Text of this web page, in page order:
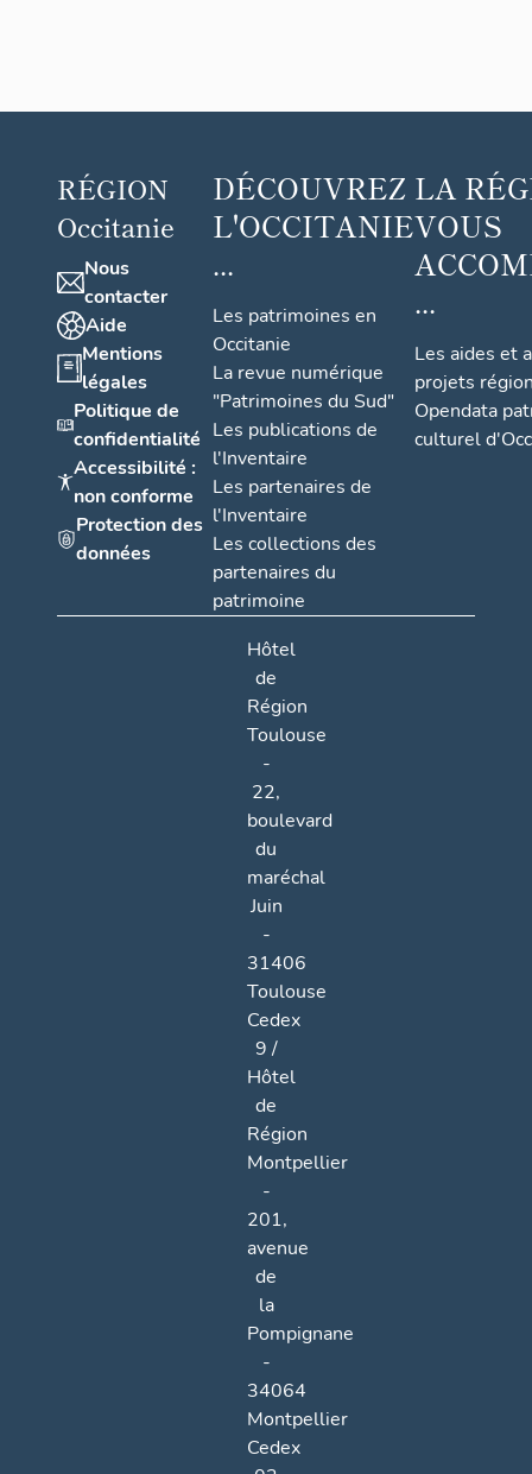
RÉGION
Occitanie
Nous
contacter
Aide
Mentions
légales
Politique de
confidentialité
Accessibilité :
non conforme
Protection des
données
DÉCOUVREZ
L'OCCITANIE
...
Les patrimoines en
Occitanie
La revue numérique
"Patrimoines du Sud"
Les publications de
l'Inventaire
Les partenaires de
l'Inventaire
Les collections des
partenaires du
patrimoine
LA
VOUS
...
Les aides et
projets
Opendata
culturel
Hôtel
de
Région
Toulouse
-
22,
boulevard
du
maréchal
Juin
-
31406
Toulouse
Cedex
9 /
Hôtel
de
Région
Montpellier
-
201,
avenue
de
la
Pompignane
-
34064
Montpellier
Cedex